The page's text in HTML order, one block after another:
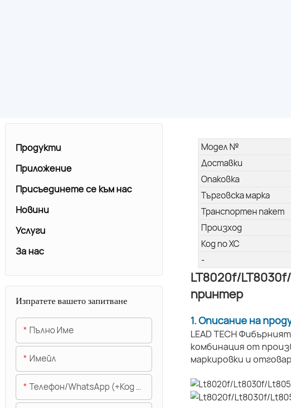
Модел №
Доставки
Опаковка
Търговска марка
Транспортен пакет
Произход
Код по ХС
-
LT8020f/
принтер
1. Описание на
LEAD TECH
комбинация от
маркировки и
Продукти
Приложение
Присъединете се към нас
Новини
Услуги
За нас
Изпратете вашето запитване
Пълно Име
Имейл
Телефон/WhatsApp (+Код На Областта)